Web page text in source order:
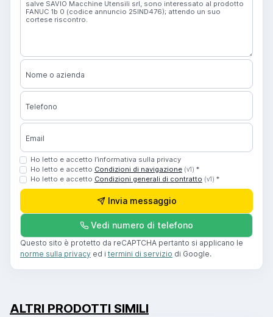
Nome o azienda
Telefono
Email
Ho letto e accetto l’informativa sulla privacy
Ho letto e accetto Condizioni di navigazione (v1) *
Ho letto e accetto Condizioni generali di contratto (v1) *
Invia messaggio
Vedi numero di telefono
Questo sito è protetto da reCAPTCHA pertanto si applicano le
norme sulla privacy ed i termini di servizio di Google.
ALTRI PRODOTTI SIMILI